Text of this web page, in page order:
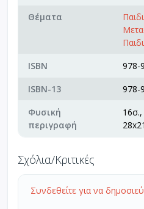
Θέματα
ISBN
978-
ISBN-13
978-
Φυσική
περιγραφή
Σχόλια/Κριτικές
Συνδεθείτε για να